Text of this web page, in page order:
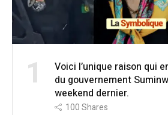
1
Voici l’unique raison qui
du gouvernement
weekend dernier.
100Shares